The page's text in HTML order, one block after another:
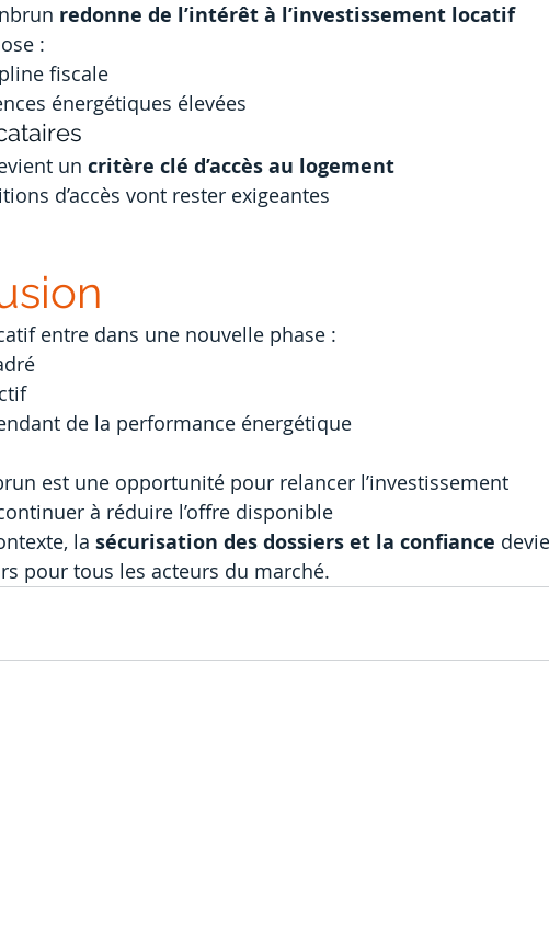
redonne de l’intérêt à l’investissement locatif
:
fiscale
énergétiques élevées
un critère clé d’accès au logement
d’accès vont rester exigeantes
entre dans une nouvelle phase :
de la performance énergétique
est une opportunité pour relancer l’investissement
à réduire l’offre disponible
la sécurisation des dossiers et la confiance
pour tous les acteurs du marché.